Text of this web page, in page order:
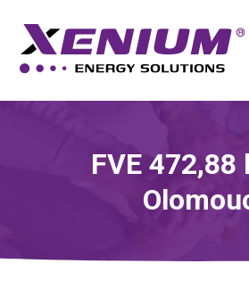
FVE 472,88